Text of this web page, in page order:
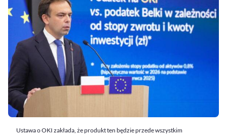
Ustawa o OKI zakłada, że produkt ten będzie przede wszystkim